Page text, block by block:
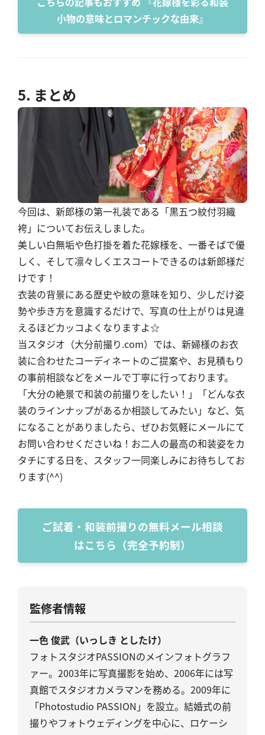
小物の意味とロマンチックな由来』
5. まとめ
今回は、新郎様の第一礼装である「黒五つ紋付羽織
袴」についてお伝えしました。
美しい白無垢や色打掛を着た花嫁様を、一番そばで優
しく、そして凛々しくエスコートできるのは新郎様だ
けです！
衣装の背景にある歴史や紋の意味を知り、少しだけ姿
勢や歩き方を意識するだけで、写真の仕上がりは見違
えるほどカッコよくなりますよ☆
当スタジオ（大分前撮り.com）では、新婦様のお衣
装に合わせたコーディネートのご提案や、お見積もり
の事前相談などをメールで丁寧に行っております。
「大分の絶景で和装の前撮りをしたい！」「どんな衣
装のラインナップがあるか相談してみたい」など、気
になることがありましたら、ぜひお気軽にメールにて
お問い合わせくださいね！お二人の最高の和装姿をカ
タチにする日を、スタッフ一同楽しみにお待ちしてお
ります(^^)
ご試着・和装前撮りの無料メール相談
はこちら（完全予約制）
監修者情報
一色 俊武（いっしき としたけ）
フォトスタジオPASSIONのメインフォトグラフ
ァー。2003年に写真撮影を始め、2006年には写
真館でスタジオカメラマンを務める。2009年に
「Photostudio PASSION」を設立。結婚式の前
撮りやフォトウェディングを中心に、ロケーシ